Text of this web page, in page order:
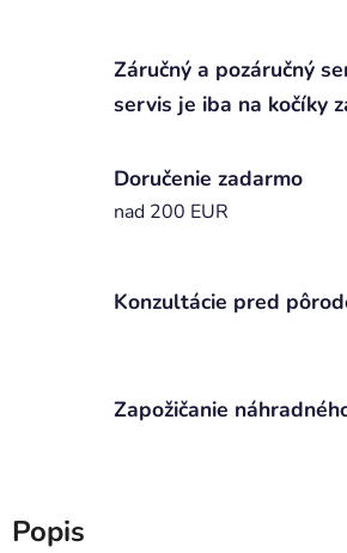
Záručný a pozáručný
servis je iba na kočíky
Doručenie zadarmo
nad 200 EUR
Konzultácie pred
Zapožičanie
Popis